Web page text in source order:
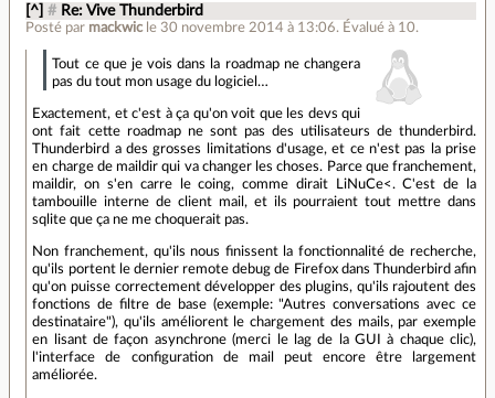
[^] # Re: Vive Thunderbird
Posté par mackwic le 30 novembre 2014 à 13:06. Évalué à 10.
Tout ce que je vois dans la roadmap ne changera
pas du tout mon usage du logiciel…
Exactement, et c'est à ça qu'on voit que les devs qui
ont fait cette roadmap ne sont pas des utilisateurs de thunderbird.
Thunderbird a des grosses limitations d'usage, et ce n'est pas la prise
en charge de maildir qui va changer les choses. Parce que franchement,
maildir, on s'en carre le coing, comme dirait LiNuCe<. C'est de la
tambouille interne de client mail, et ils pourraient tout mettre dans
sqlite que ça ne me choquerait pas.
Non franchement, qu'ils nous finissent la fonctionnalité de recherche,
qu'ils portent le dernier remote debug de Firefox dans Thunderbird afin
qu'on puisse correctement développer des plugins, qu'ils rajoutent des
fonctions de filtre de base (exemple: "Autres conversations avec ce
destinataire"), qu'ils améliorent le chargement des mails, par exemple
en lisant de façon asynchrone (merci le lag de la GUI à chaque clic),
l'interface de configuration de mail peut encore être largement
améliorée.